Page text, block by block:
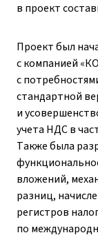
в проект
Проект был
с компанией
с
стандартной
и
учета НДС в
Также была
вложений,
разниц,
регистров
по